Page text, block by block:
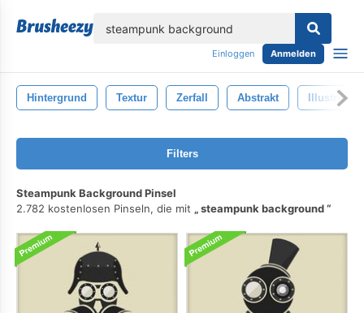
Einloggen Anmelden
Hintergrund Textur Zerfall Abstrakt Illustration
Filters
Steampunk Background Pinsel
2.782 kostenlosen Pinseln, die mit
steampunk background